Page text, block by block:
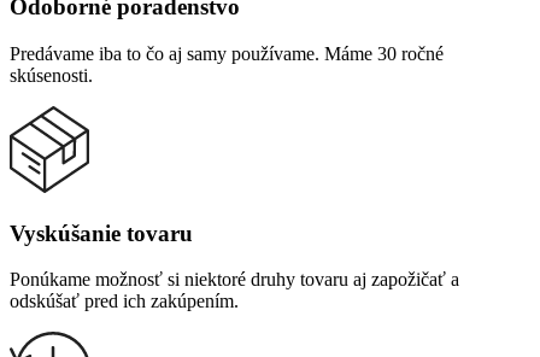
Odoborné poradenstvo
Predávame iba to čo aj samy používame. Máme 30 ročné
skúsenosti.
Vyskúšanie tovaru
Ponúkame možnosť si niektoré druhy tovaru aj zapožičať a
odskúšať pred ich zakúpením.